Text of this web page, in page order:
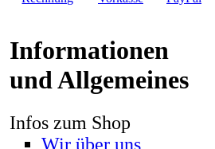
Informationen
und Allgemeines
Infos zum Shop
Wir über uns